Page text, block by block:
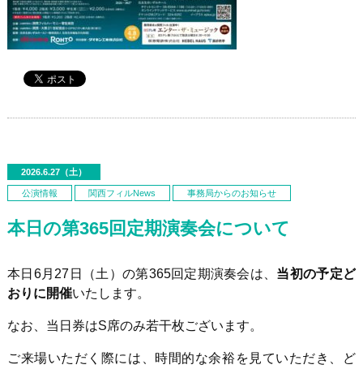
2026.6.27（土）
公演情報 関西フィルNews 事務局からのお知らせ
本日の第365回定期演奏会について
本日 6月 27 日（土）の第365回定期演奏会は、 当初の予定ど
おりに開催いたします。
なお、当日券はS席のみ若干枚ございます。
ご来場いただく際には、時間的な余裕を見ていただき、ど